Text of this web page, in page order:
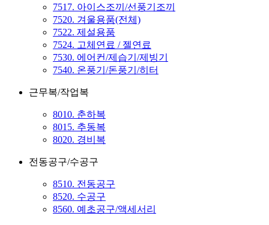
7517. 아이스조끼/선풍기조끼
7520. 겨울용품(전체)
7522. 제설용품
7524. 고체연료 / 젤연료
7530. 에어컨/제습기/제빙기
7540. 온풍기/돈풍기/히터
근무복/작업복
8010. 춘하복
8015. 추동복
8020. 경비복
전동공구/수공구
8510. 전동공구
8520. 수공구
8560. 예초공구/액세서리